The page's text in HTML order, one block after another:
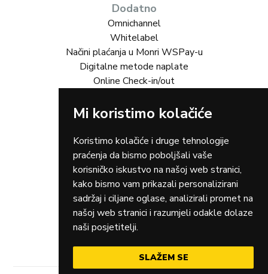
Mi koristimo kolačiće
Koristimo kolačiće i druge tehnologije
praćenja da bismo poboljšali vaše
korisničko iskustvo na našoj web stranici,
kako bismo vam prikazali personalizirani
sadržaj i ciljane oglase, analizirali promet na
našoj web stranici i razumjeli odakle dolaze
naši posjetitelji.
SLAŽEM SE
Dodatno
Omnichannel
Whitelabel
Načini plaćanja u Monri WSPay-u
Digitalne metode naplate
Online Check-in/out
Rješenja za vas
Turizam
Gastro
Rent-a-car
Dostava
Zdravstvo
Osiguranja
Taxi